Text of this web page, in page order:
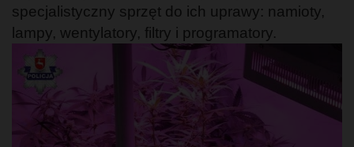
specjalistyczny sprzęt do ich uprawy: namioty,
lampy, wentylatory, filtry i programatory.